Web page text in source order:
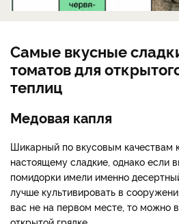
Самые вкусные
томатов для
теплиц
Медовая капля
Шикарный по вкусовым качествам
настоящему сладкие, однако если
помидорки имели именно
лучше культивировать в
вас не на первом месте, то можно